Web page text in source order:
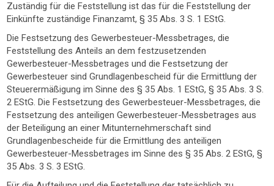
Zuständig für die Feststellung ist das für die Feststellung der
Einkünfte zuständige Finanzamt, § 35 Abs. 3 S. 1 EStG.
Die Festsetzung des Gewerbesteuer-Messbetrages, die
Feststellung des Anteils an dem festzusetzenden
Gewerbesteuer-Messbetrages und die Festsetzung der
Gewerbesteuer sind Grundlagenbescheid für die Ermittlung der
Steuerermäßigung im Sinne des § 35 Abs. 1 EStG, § 35 Abs. 3 S.
2 EStG. Die Festsetzung des Gewerbesteuer-Messbetrages, die
Festsetzung des anteiligen Gewerbesteuer-Messbetrages aus
der Beteiligung an einer Mitunternehmerschaft sind
Grundlagenbescheide für die Ermittlung des anteiligen
Gewerbesteuer-Messbetrages im Sinne des § 35 Abs. 2 EStG, §
35 Abs. 3 S. 3 EStG.